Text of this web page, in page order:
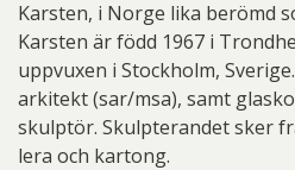
Karsten, i Norge lika berömd
Karsten är född 1967 i
uppvuxen i Stockholm,
arkitekt (sar/msa), samt
skulptör. Skulpterandet sker
lera och kartong.